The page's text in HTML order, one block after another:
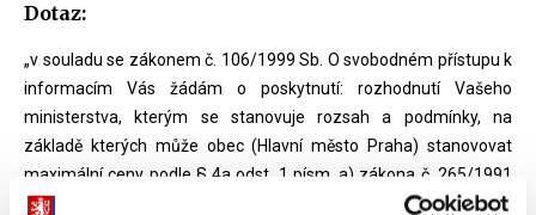
Dotaz:
„v souladu se zákonem č. 106/1999 Sb. O svobodném přístupu k
informacím Vás žádám o poskytnutí: rozhodnutí Vašeho
ministerstva, kterým se stanovuje rozsah a podmínky, na
základě kterých může obec (Hlavní město Praha) stanovovat
maximální ceny podle § 4a odst. 1 písm. a) zákona č. 265/1991
Sb., o působnosti orgánů České republiky v oblasti cen.“